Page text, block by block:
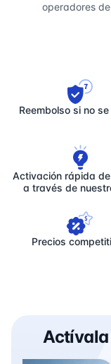
operadores
Reembolso si no
Activación rápida
a través de
Precios
Actívala